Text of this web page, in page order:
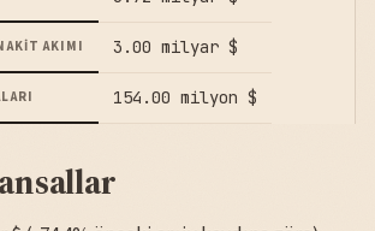
AKIMI 3.00 milyar $
154.00 milyon $